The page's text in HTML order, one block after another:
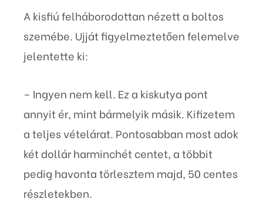
A kisfiú felháborodottan nézett a boltos
szemébe. Ujját figyelmeztetően felemelve
jelentette ki:
– Ingyen nem kell. Ez a kiskutya pont
annyit ér, mint bármelyik másik. Kifizetem
a teljes vételárat. Pontosabban most adok
két dollár harminchét centet, a többit
pedig havonta törlesztem majd, 50 centes
részletekben.